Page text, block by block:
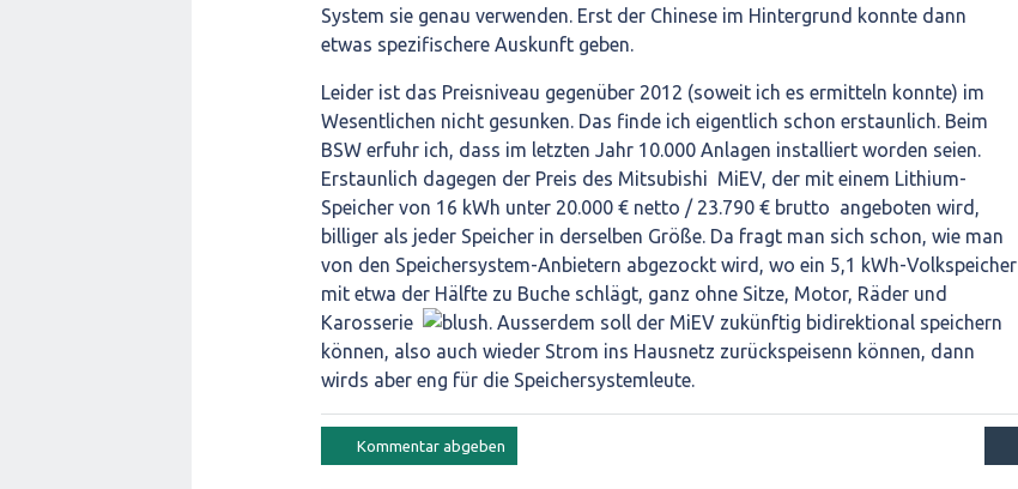
System sie genau verwenden. Erst der Chinese im Hintergrund konnte dann
etwas spezifischere Auskunft geben.
Leider ist das Preisniveau gegenüber 2012 (soweit ich es ermitteln konnte) im
Wesentlichen nicht gesunken. Das finde ich eigentlich schon erstaunlich. Beim
BSW erfuhr ich, dass im letzten Jahr 10.000 Anlagen installiert worden seien.
Erstaunlich dagegen der Preis des Mitsubishi MiEV, der mit einem Lithium-
Speicher von 16 kWh unter 20.000 € netto / 23.790 € brutto angeboten wird,
billiger als jeder Speicher in derselben Größe. Da fragt man sich schon, wie man
von den Speichersystem-Anbietern abgezockt wird, wo ein 5,1 kWh-Volkspeicher
mit etwa der Hälfte zu Buche schlägt, ganz ohne Sitze, Motor, Räder und
Karosserie
. Ausserdem soll der MiEV zukünftig bidirektional speichern
können, also auch wieder Strom ins Hausnetz zurückspeisenn können, dann
wirds aber eng für die Speichersystemleute.